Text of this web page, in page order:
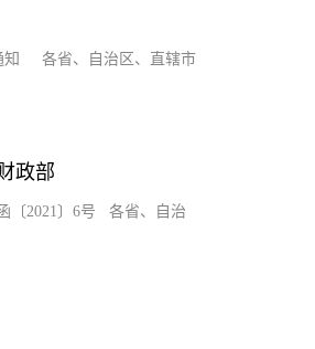
知 各省、自治区、直辖市
政部
〔2021〕6号 各省、自治